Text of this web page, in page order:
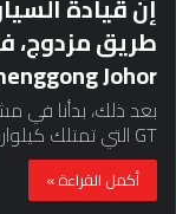
Johor
GT التي تمتلك كيلوارجا ديراجا جوهور، والتي تم إطلاقها…
أكمل القراءة »